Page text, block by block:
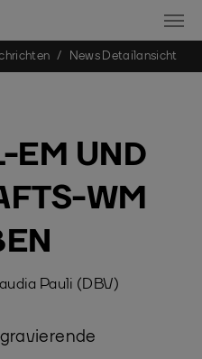
News Detailansicht
EM UND
WM
Pauli (DBV)